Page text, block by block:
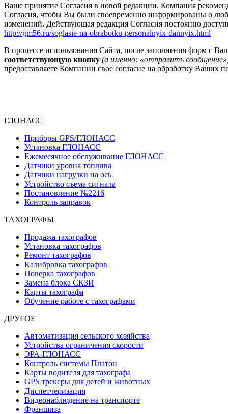
Ваше принятие Согласия в новой редакции. Компания
Согласия, чтобы Вы были своевременно информированы о
изменений. Действующая редакция Согласия постоянно
http://gm56.ru/soglasie-na-obrabotku-personalnyix-dannyix.html
В процессе использования Сайта, после заполнения форм с
соответствующую кнопку (а именно: «отправить
предоставляете Компании свое согласие на обработку Ваших
ГЛОНАСС
Приборы GPS/ГЛОНАСС
Установка ГЛОНАСС
Ежемесячное обслуживание ГЛОНАСС
Датчики уровня топлива
Датчики нагрузки на ось
Устройство съема сигнала
Постановление №2216
Контроль заправок
ТАХОГРАФЫ
Продажа тахографов
Установка тахографов
Ремонт тахографов
Калибровка тахографов
Поверка тахографов
Замена блока СКЗИ
Карты тахографа
Обучение работе с тахографами
ДРУГОЕ
Автоматизация сельского хозяйства
Устройства ограничения скорости
ЭРА-ГЛОНАСС
Контроль системы Платон
Карты водителя для тахографа
GPS трекеры для детей и животных
Диспетчеризация
Видеонаблюдение на транспорте
Франшиза